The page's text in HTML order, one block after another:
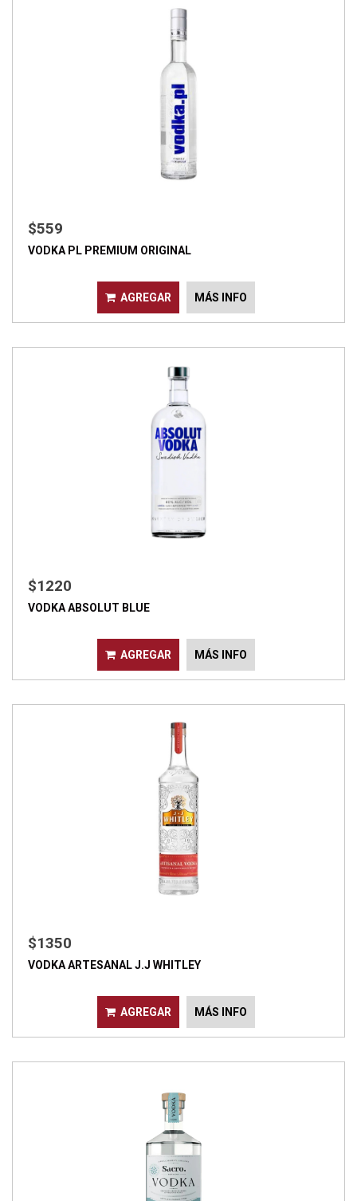
$559
VODKA PL PREMIUM ORIGINAL
AGREGAR MÁS INFO
$1220
VODKA ABSOLUT BLUE
AGREGAR MÁS INFO
$1350
VODKA ARTESANAL J.J WHITLEY
AGREGAR MÁS INFO